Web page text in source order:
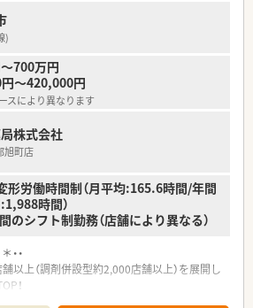
よう変更予定です。
とワークライフバランスが整っています
薬まで、従業員割引制度など嬉しいメリットも
)
700万円
～420,000円
スにより異なります
株式会社
町店
形労働時間制（月平均:165.6時間/年間
時間）
シフト制勤務（店舗により異なる）
・・
以上（調剤併設型約2,000店舗以上）を展開し
！